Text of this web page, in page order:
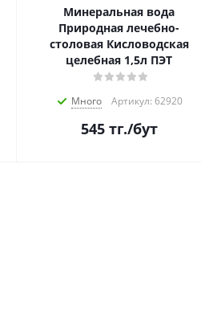
Минеральная вода
Природная лечебно-
столовая Кисловодская
целебная 1,5л ПЭТ
Много Артикул: 62920
545тг./бут